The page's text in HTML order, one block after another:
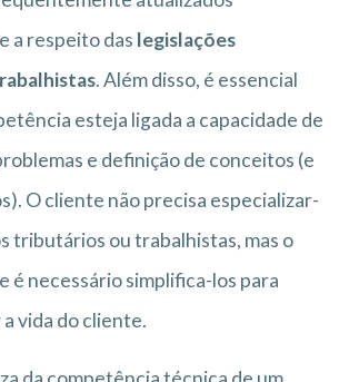
a respeito das legislações
. Além disso, é essencial
esteja ligada a capacidade de
e definição de conceitos (e
O cliente não precisa especializar-
tributários ou trabalhistas, mas o
é necessário simplifica-los para
vida do cliente.